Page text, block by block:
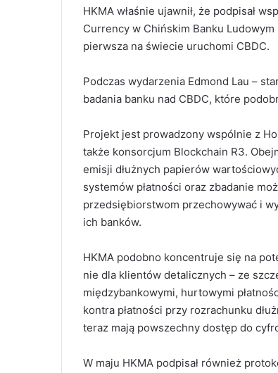
HKMA właśnie ujawnił, że podpisał
Currency w Chińskim Banku
pierwsza na świecie uruchomi CBDC.
Podczas wydarzenia Edmond Lau –
badania banku nad CBDC, które
Projekt jest prowadzony wspólnie z
także konsorcjum Blockchain R3.
emisji dłużnych papierów
systemów płatności oraz zbadanie
przedsiębiorstwom przechowywać i
ich banków.
HKMA podobno koncentruje się na
nie dla klientów detalicznych – ze
międzybankowymi, hurtowymi
kontra płatności przy rozrachunku
teraz mają powszechny dostęp do
W maju HKMA podpisał również